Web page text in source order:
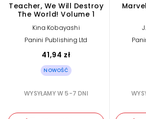
Teacher, We Will Destroy
The World! Volume 1
Kina Kobayashi
Panini Publishing Ltd
41,94 zł
NOWOŚĆ
WYSYŁAMY W 5-7 DNI